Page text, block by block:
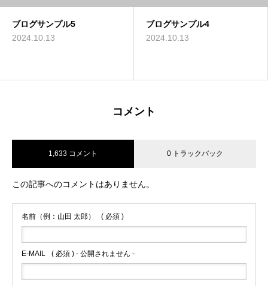
ブログサンプル5
2024.10.13
ブログサンプル4
2024.10.13
コメント
1,633 コメント 0 トラックバック
この記事へのコメントはありません。
名前（例：山田 太郎） ( 必須 )
E-MAIL ( 必須 ) - 公開されません -